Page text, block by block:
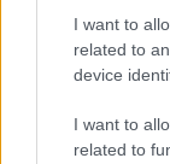
I want to
related to
device
I want to
related to
Már
Csizmazia Darab
A